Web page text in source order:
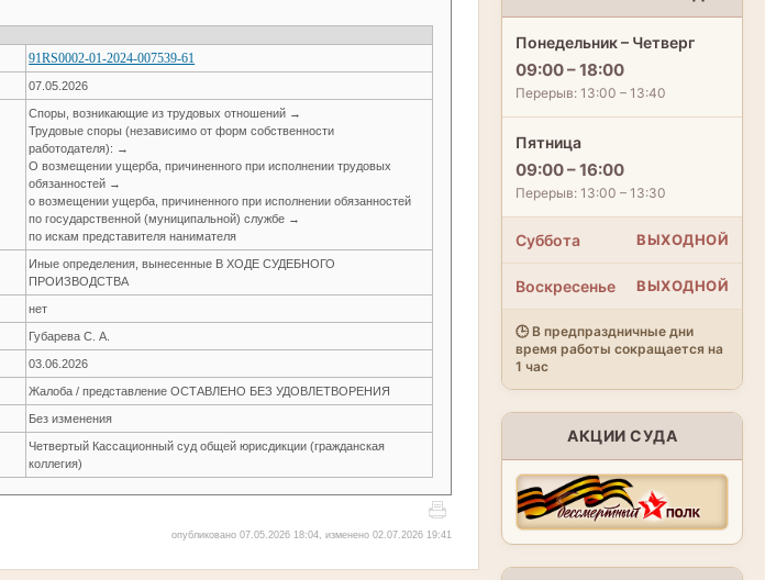
Понедельник – Четверг
09:00 – 18:00
Перерыв: 13:00 – 13:40
Пятница
09:00 – 16:00
Перерыв: 13:00 – 13:30
Суббота ВЫХОДНОЙ
Воскресенье ВЫХОДНОЙ
🕒 В предпраздничные дни
время работы сокращается на
1 час
АКЦИИ СУДА
91RS0002-01-2024-007539-61
07.05.2026
Споры, возникающие из трудовых отношений →
Трудовые споры (независимо от форм собственности
работодателя): →
О возмещении ущерба, причиненного при исполнении трудовых
обязанностей →
о возмещении ущерба, причиненного при исполнении обязанностей
по государственной (муниципальной) службе →
по искам представителя нанимателя
Иные определения, вынесенные В ХОДЕ СУДЕБНОГО
ПРОИЗВОДСТВА
нет
Губарева С. А.
03.06.2026
Жалоба / представление ОСТАВЛЕНО БЕЗ УДОВЛЕТВОРЕНИЯ
Без изменения
Четвертый Кассационный суд общей юрисдикции (гражданская
коллегия)
опубликовано 07.05.2026 18:04, изменено 02.07.2026 19:41